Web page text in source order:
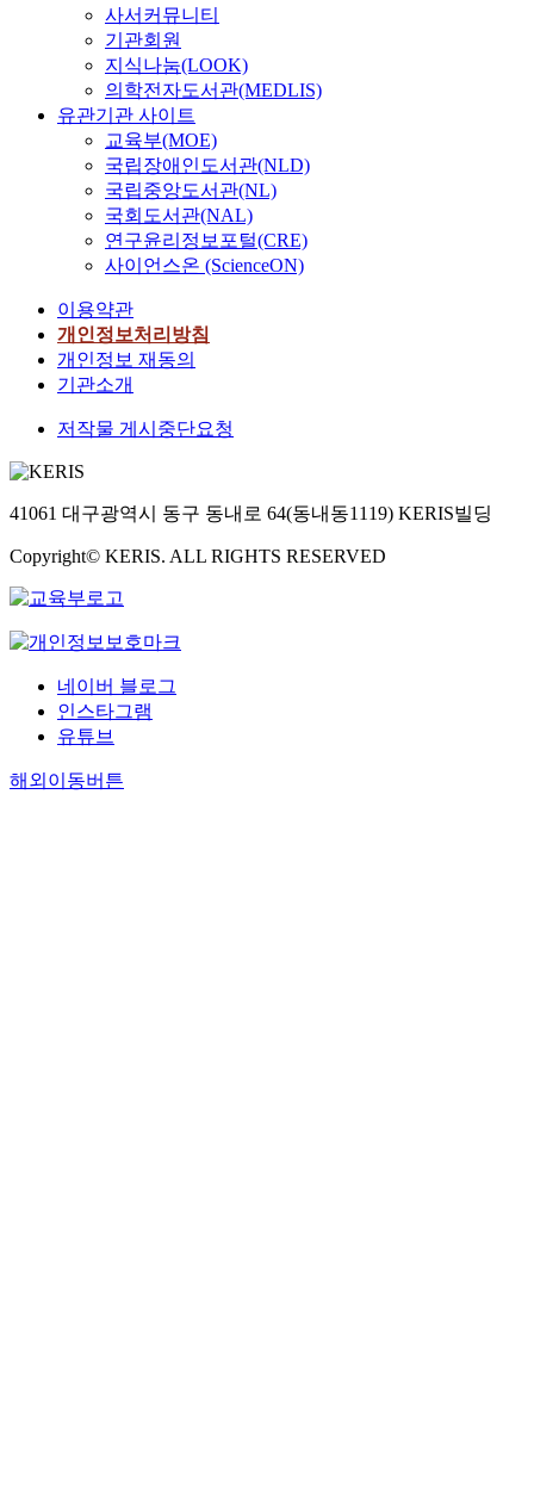
사서커뮤니티
기관회원
지식나눔(LOOK)
의학전자도서관(MEDLIS)
유관기관 사이트
교육부(MOE)
국립장애인도서관(NLD)
국립중앙도서관(NL)
국회도서관(NAL)
연구윤리정보포털(CRE)
사이언스온 (ScienceON)
이용약관
개인정보처리방침
개인정보 재동의
기관소개
저작물 게시중단요청
41061 대구광역시 동구 동내로 64(동내동1119) KERIS빌딩
Copyright© KERIS. ALL RIGHTS RESERVED
네이버 블로그
인스타그램
유튜브
해외이동버튼